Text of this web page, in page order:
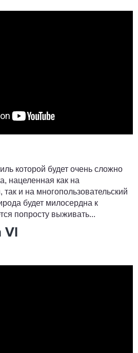
которой будет очень сложно
нацеленная как на
так и на многопользовательский
будет милосердна к
попросту выживать...